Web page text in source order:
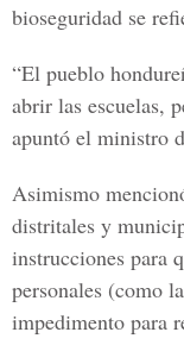
bioseguridad se
“El pueblo
abrir las escuelas,
apuntó el ministro
Asimismo
distritales y
instrucciones para
personales (como
impedimento para